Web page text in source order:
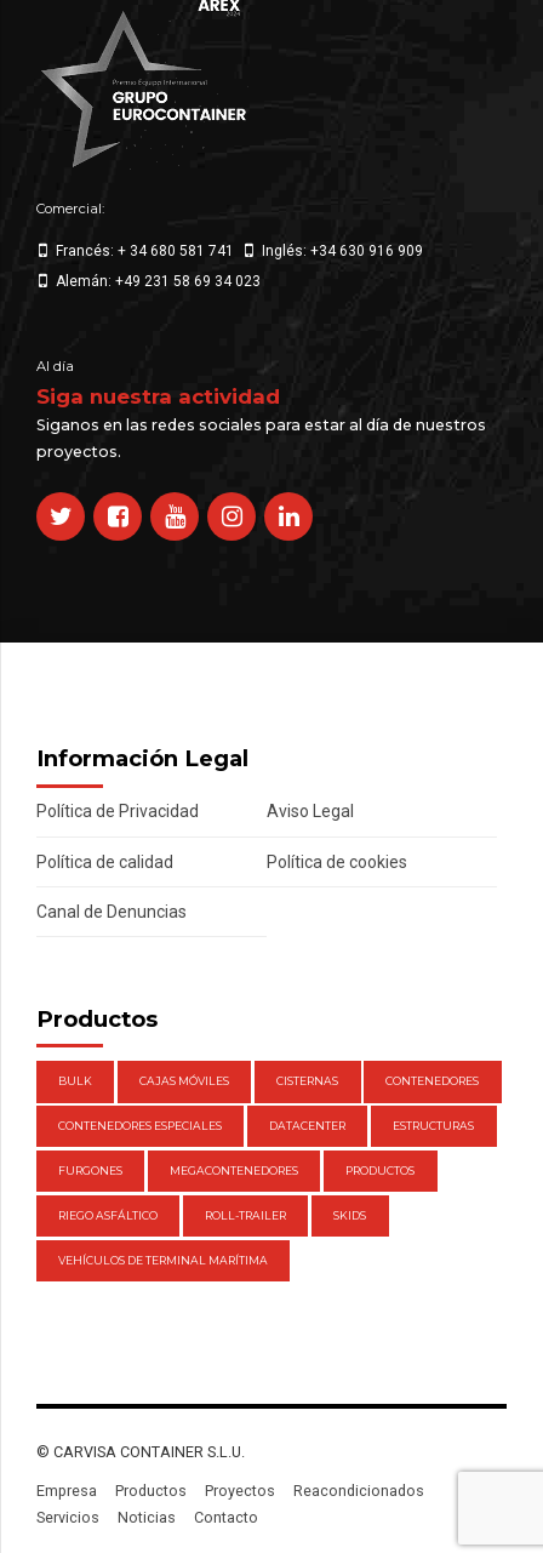
Comercial:
Francés: + 34 680 581 741
Inglés: +34 630 916 909
Alemán: +49 231 58 69 34 023
Al día
Siga nuestra actividad
Siganos en las redes sociales para estar al día de nuestros
proyectos.
Información Legal
Política de Privacidad Aviso Legal
Política de calidad Política de cookies
Canal de Denuncias
Productos
BULK CAJAS MÓVILES CISTERNAS CONTENEDORES
CONTENEDORES ESPECIALES DATACENTER ESTRUCTURAS
FURGONES MEGACONTENEDORES PRODUCTOS
RIEGO ASFÁLTICO ROLL-TRAILER SKIDS
VEHÍCULOS DE TERMINAL MARÍTIMA
© CARVISA CONTAINER S.L.U.
Empresa Productos Proyectos
Reacondicionados
Servicios
Noticias Contacto